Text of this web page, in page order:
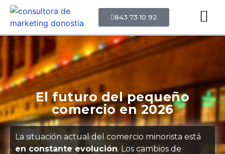
843 73 10 92
El futuro del pequeño
comercio en 2026
La situación actual del comercio minorista está
en constante evolución. Los cambios de